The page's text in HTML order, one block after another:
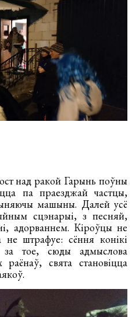
над ракой Гарынь поўны
па праезджай частцы,
машыны. Далей усё
сцэнарыі, з песняй,
адорваннем. Кіроўцы не
штрафуе: сёння конікі
тое, сюды адмыслова
раёнаў, свята становіцца